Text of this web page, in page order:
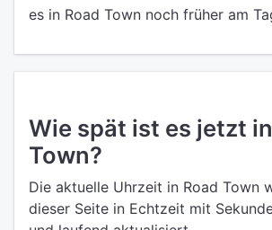
es in Road Town noch früher am
Wie spät ist es jetzt
Town?
Die aktuelle Uhrzeit in Road Town
dieser Seite in Echtzeit mit